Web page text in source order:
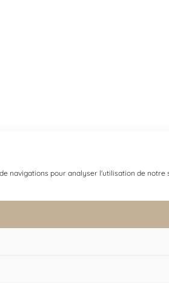
navigations pour analyser l'utilisation de